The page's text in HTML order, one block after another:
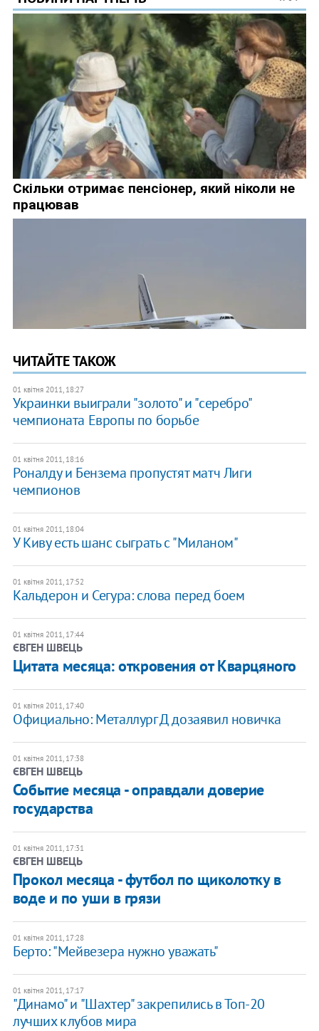
ЧИТАЙТЕ ТАКОЖ
01 квітня 2011, 18:27
Украинки выиграли "золото" и "серебро"
чемпионата Европы по борьбе
01 квітня 2011, 18:16
Роналду и Бензема пропустят матч Лиги
чемпионов
01 квітня 2011, 18:04
У Киву есть шанс сыграть с "Миланом"
01 квітня 2011, 17:52
Кальдерон и Сегура: слова перед боем
01 квітня 2011, 17:44
ЄВГЕН ШВЕЦЬ
Цитата месяца: откровения от Кварцяного
01 квітня 2011, 17:40
Официально: Металлург Д дозаявил новичка
01 квітня 2011, 17:38
ЄВГЕН ШВЕЦЬ
Событие месяца - оправдали доверие
государства
01 квітня 2011, 17:31
ЄВГЕН ШВЕЦЬ
Прокол месяца - футбол по щиколотку в
воде и по уши в грязи
01 квітня 2011, 17:28
Берто: "Мейвезера нужно уважать"
01 квітня 2011, 17:17
"Динамо" и "Шахтер" закрепились в Топ-20
лучших клубов мира